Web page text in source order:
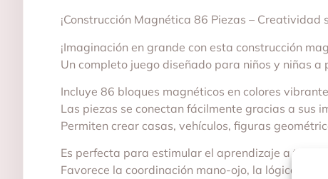
¡Construcción Magnética 86 Piezas – Creatividad
¡Imaginación en grande con esta construcción
Un completo juego diseñado para niños y niñas a
Incluye 86 bloques magnéticos en colores
Las piezas se conectan fácilmente gracias a sus
Permiten crear casas, vehículos, figuras
Es perfecta para estimular el aprendizaje a través
Favorece la coordinación mano-ojo, la lógica